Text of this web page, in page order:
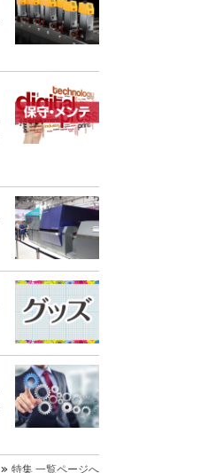
特集 一覧ページへ